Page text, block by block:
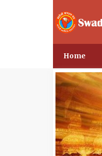
Home